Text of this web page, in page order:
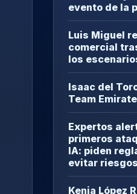
evento de la
Luis Miguel
comercial
los
Isaac del
Team
Expertos
primeros
IA: piden
evitar
Kenia López